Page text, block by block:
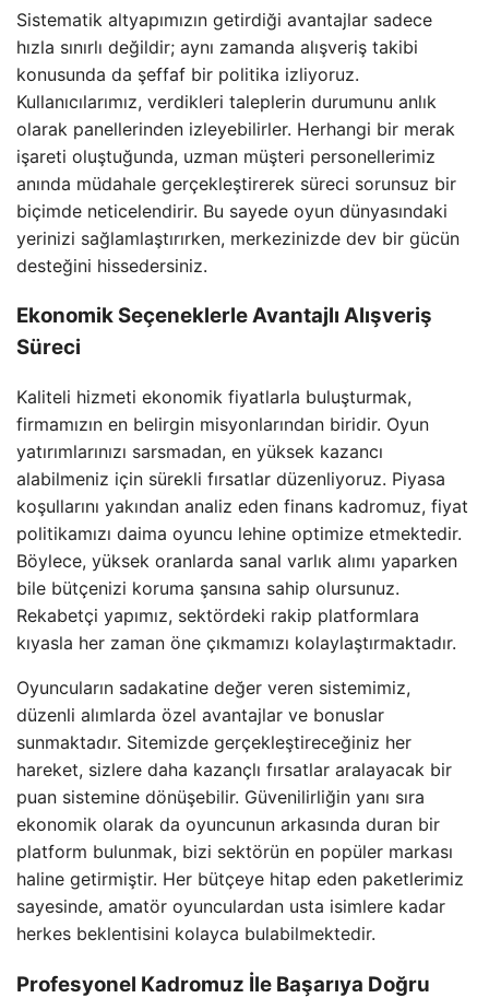
Sistematik altyapımızın getirdiği avantajlar sadece
hızla sınırlı değildir; aynı zamanda alışveriş takibi
konusunda da şeffaf bir politika izliyoruz.
Kullanıcılarımız, verdikleri taleplerin durumunu anlık
olarak panellerinden izleyebilirler. Herhangi bir merak
işareti oluştuğunda, uzman müşteri personellerimiz
anında müdahale gerçekleştirerek süreci sorunsuz bir
biçimde neticelendirir. Bu sayede oyun dünyasındaki
yerinizi sağlamlaştırırken, merkezinizde dev bir gücün
desteğini hissedersiniz.
Ekonomik Seçeneklerle Avantajlı Alışveriş
Süreci
Kaliteli hizmeti ekonomik fiyatlarla buluşturmak,
firmamızın en belirgin misyonlarından biridir. Oyun
yatırımlarınızı sarsmadan, en yüksek kazancı
alabilmeniz için sürekli fırsatlar düzenliyoruz. Piyasa
koşullarını yakından analiz eden finans kadromuz, fiyat
politikamızı daima oyuncu lehine optimize etmektedir.
Böylece, yüksek oranlarda sanal varlık alımı yaparken
bile bütçenizi koruma şansına sahip olursunuz.
Rekabetçi yapımız, sektördeki rakip platformlara
kıyasla her zaman öne çıkmamızı kolaylaştırmaktadır.
Oyuncuların sadakatine değer veren sistemimiz,
düzenli alımlarda özel avantajlar ve bonuslar
sunmaktadır. Sitemizde gerçekleştireceğiniz her
hareket, sizlere daha kazançlı fırsatlar aralayacak bir
puan sistemine dönüşebilir. Güvenilirliğin yanı sıra
ekonomik olarak da oyuncunun arkasında duran bir
platform bulunmak, bizi sektörün en popüler markası
haline getirmiştir. Her bütçeye hitap eden paketlerimiz
sayesinde, amatör oyunculardan usta isimlere kadar
herkes beklentisini kolayca bulabilmektedir.
Profesyonel Kadromuz İle Başarıya Doğru